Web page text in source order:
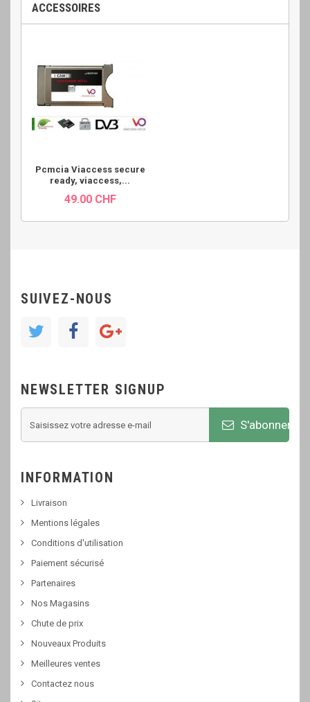
ACCESSOIRES
Pcmcia Viaccess secure
ready, viaccess,...
49.00 CHF
SUIVEZ-NOUS
NEWSLETTER SIGNUP
S'abonner
INFORMATION
Livraison
Mentions légales
Conditions d'utilisation
Paiement sécurisé
Partenaires
Nos Magasins
Chute de prix
Nouveaux Produits
Meilleures ventes
Contactez nous